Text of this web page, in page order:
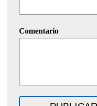
Comentario